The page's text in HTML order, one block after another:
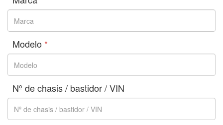
Modelo *
Nº de chasis / bastidor / VIN